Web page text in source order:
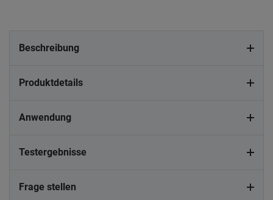
Beschreibung
Produktdetails
Anwendung
Testergebnisse
Frage stellen